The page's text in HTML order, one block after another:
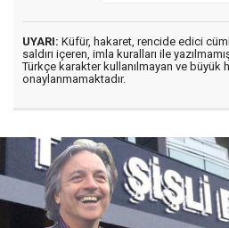
UYARI: Küfür, hakaret, rencide edici
saldırı içeren, imla kuralları ile
Türkçe karakter kullanılmayan ve büyük
onaylanmamaktadır.